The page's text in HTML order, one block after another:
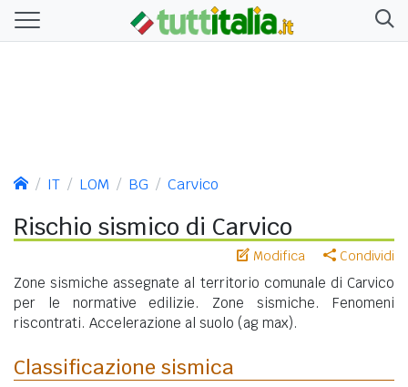
IT LOM BG Carvico
Rischio sismico di Carvico
Modifica Condividi
Zone sismiche assegnate al territorio comunale di Carvico
per le normative edilizie. Zone sismiche. Fenomeni
riscontrati. Accelerazione al suolo (ag max).
Classificazione sismica